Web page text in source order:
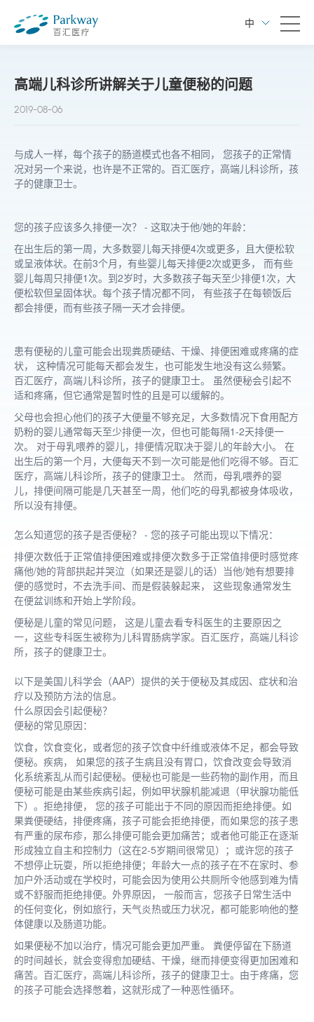
中
高端儿科诊所讲解关于儿童便秘的问题
2019-08-06
与成人一样，每个孩子的肠道模式也各不相同， 您孩子的正常情
况对另一个来说，也许是不正常的。百汇医疗，高端儿科诊所，孩
子的健康卫士。
您的孩子应该多久排便一次？ - 这取决于他/她的年龄：
在出生后的第一周，大多数婴儿每天排便4次或更多，且大便松软
或呈液体状。在前3个月，有些婴儿每天排便2次或更多， 而有些
婴儿每周只排便1次。到2岁时，大多数孩子每天至少排便1次，大
便松软但呈固体状。每个孩子情况都不同， 有些孩子在每顿饭后
都会排便，而有些孩子隔一天才会排便。
患有便秘的儿童可能会出现粪质硬结、干燥、排便困难或疼痛的症
状， 这种情况可能每天都会发生，也可能发生地没有这么频繁。
百汇医疗，高端儿科诊所，孩子的健康卫士。 虽然便秘会引起不
适和疼痛，但它通常是暂时性的且是可以缓解的。
父母也会担心他们的孩子大便量不够充足，大多数情况下食用配方
奶粉的婴儿通常每天至少排便一次，但也可能每隔1-2天排便一
次。 对于母乳喂养的婴儿，排便情况取决于婴儿的年龄大小。 在
出生后的第一个月，大便每天不到一次可能是他们吃得不够。百汇
医疗，高端儿科诊所，孩子的健康卫士。 然而，母乳喂养的婴
儿，排便间隔可能是几天甚至一周，他们吃的母乳都被身体吸收，
所以没有排便。
怎么知道您的孩子是否便秘？ - 您的孩子可能出现以下情况：
排便次数低于正常值排便困难或排便次数多于正常值排便时感觉疼
痛他/她的背部拱起并哭泣（如果还是婴儿的话）当他/她有想要排
便的感觉时，不去洗手间、而是假装躲起来， 这些现象通常发生
在便盆训练和开始上学阶段。
便秘是儿童的常见问题， 这是儿童去看专科医生的主要原因之
一，这些专科医生被称为儿科胃肠病学家。百汇医疗，高端儿科诊
所，孩子的健康卫士。
以下是美国儿科学会（AAP）提供的关于便秘及其成因、症状和治
疗以及预防方法的信息。
什么原因会引起便秘？
便秘的常见原因：
饮食，饮食变化，或者您的孩子饮食中纤维或液体不足，都会导致
便秘。疾病， 如果您的孩子生病且没有胃口，饮食改变会导致消
化系统紊乱从而引起便秘。便秘也可能是一些药物的副作用，而且
便秘可能是由某些疾病引起，例如甲状腺机能减退（甲状腺功能低
下）。拒绝排便， 您的孩子可能出于不同的原因而拒绝排便。如
果粪便硬结，排便疼痛，孩子可能会拒绝排便，而如果您的孩子患
有严重的尿布疹，那么排便可能会更加痛苦；或者他可能正在逐渐
形成独立自主和控制力（这在2-5岁期间很常见）；或许您的孩子
不想停止玩耍，所以拒绝排便；年龄大一点的孩子在不在家时、参
加户外活动或在学校时，可能会因为使用公共厕所令他感到难为情
或不舒服而拒绝排便。外界原因， 一般而言，您孩子日常生活中
的任何变化，例如旅行，天气炎热或压力状况，都可能影响他的整
体健康以及肠道功能。
如果便秘不加以治疗，情况可能会更加严重。 粪便停留在下肠道
的时间越长，就会变得愈加硬结、干燥，继而排便变得更加困难和
痛苦。百汇医疗，高端儿科诊所，孩子的健康卫士。由于疼痛，您
的孩子可能会选择憋着，这就形成了一种恶性循环。